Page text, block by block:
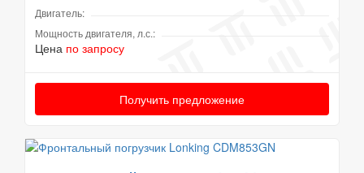
Двигатель:
Мощность двигателя, л.с.:
Цена по запросу
Получить предложение